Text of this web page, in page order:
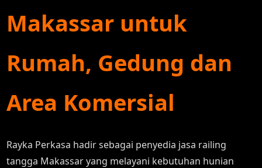
Makassar untuk
Rumah, Gedung dan
Area Komersial
Rayka Perkasa hadir sebagai penyedia jasa railing
tangga Makassar yang melayani kebutuhan hunian